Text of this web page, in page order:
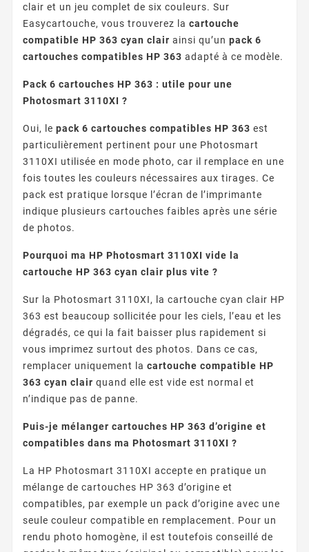
clair et un jeu complet de six couleurs. Sur
Easycartouche, vous trouverez la cartouche
compatible HP 363 cyan clair ainsi qu’un pack 6
cartouches compatibles HP 363 adapté à ce modèle.
Pack 6 cartouches HP 363 : utile pour une
Photosmart 3110XI ?
Oui, le pack 6 cartouches compatibles HP 363 est
particulièrement pertinent pour une Photosmart
3110XI utilisée en mode photo, car il remplace en une
fois toutes les couleurs nécessaires aux tirages. Ce
pack est pratique lorsque l’écran de l’imprimante
indique plusieurs cartouches faibles après une série
de photos.
Pourquoi ma HP Photosmart 3110XI vide la
cartouche HP 363 cyan clair plus vite ?
Sur la Photosmart 3110XI, la cartouche cyan clair HP
363 est beaucoup sollicitée pour les ciels, l’eau et les
dégradés, ce qui la fait baisser plus rapidement si
vous imprimez surtout des photos. Dans ce cas,
remplacer uniquement la cartouche compatible HP
363 cyan clair quand elle est vide est normal et
n’indique pas de panne.
Puis-je mélanger cartouches HP 363 d’origine et
compatibles dans ma Photosmart 3110XI ?
La HP Photosmart 3110XI accepte en pratique un
mélange de cartouches HP 363 d’origine et
compatibles, par exemple un pack d’origine avec une
seule couleur compatible en remplacement. Pour un
rendu photo homogène, il est toutefois conseillé de